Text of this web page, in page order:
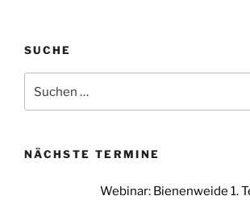
SUCHE
nach:
NÄCHSTE TERMINE
Webinar: Bienenweide 1.